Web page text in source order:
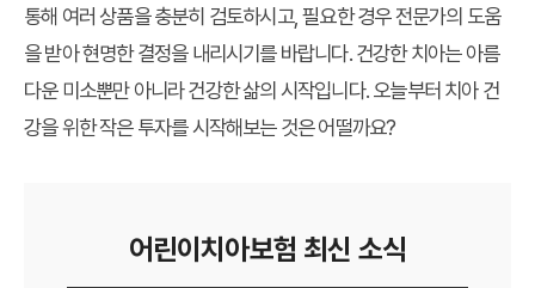
통해 여러 상품을 충분히 검토하시고, 필요한 경우 전문가의 도움
을 받아 현명한 결정을 내리시기를 바랍니다. 건강한 치아는 아름
다운 미소뿐만 아니라 건강한 삶의 시작입니다. 오늘부터 치아 건
강을 위한 작은 투자를 시작해보는 것은 어떨까요?
어린이치아보험 최신 소식